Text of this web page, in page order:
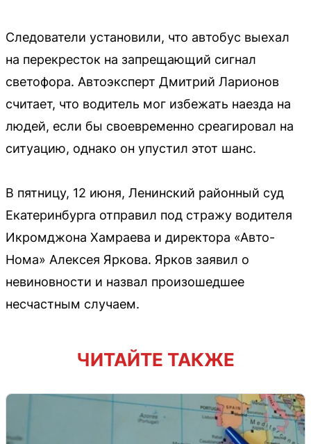
Следователи установили, что автобус выехал
на перекресток на запрещающий сигнал
светофора. Автоэксперт Дмитрий Ларионов
считает, что водитель мог избежать наезда на
людей, если бы своевременно среагировал на
ситуацию, однако он упустил этот шанс.
В пятницу, 12 июня, Ленинский районный суд
Екатеринбурга отправил под стражу водителя
Икромджона Хамраева и директора «Авто-
Нома» Алексея Яркова. Ярков заявил о
невиновности и назвал произошедшее
несчастным случаем.
ЧИТАЙТЕ ТАКЖЕ